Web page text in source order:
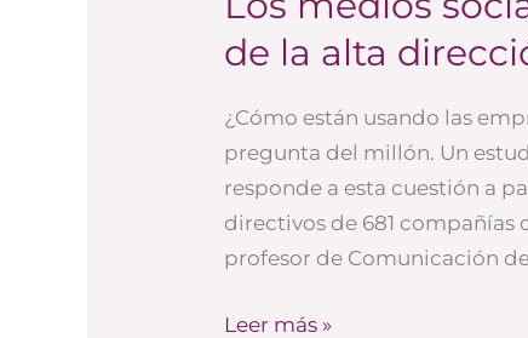
de la alta
¿Cómo están usando las
pregunta del millón. Un
responde a esta cuestión a
directivos de 681 compañías
profesor de Comunicación
medios
sociales
la
visión
la
alta
Leer más »